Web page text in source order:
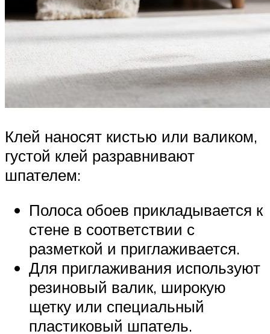
Клей наносят кистью или валиком,
густой клей разравнивают
шпателем:
Полоса обоев прикладывается к
стене в соответствии с
разметкой и приглаживается.
Для приглаживания используют
резиновый валик, широкую
щетку или специальный
пластиковый шпатель.